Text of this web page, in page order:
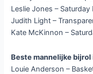
Leslie Jones – Saturday
Judith Light –
Kate McKinnon –
Beste mannelijke bijrol
Louie Anderson –